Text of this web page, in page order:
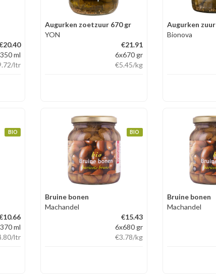
ml
/ltr
Augurken zoetzuur 670 gr
YON
€21.91
6x670 gr
€5.45/kg
Augurken zuur
Bionova
BIO
ml
/ltr
BIO
Bruine bonen
Machandel
€15.43
6x680 gr
€3.78/kg
Bruine bonen
Machandel